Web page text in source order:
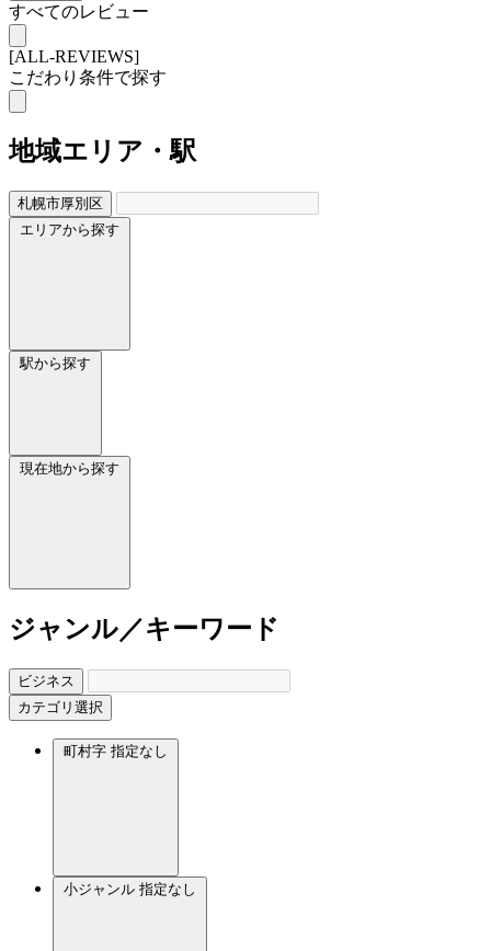
すべてのレビュー
[ALL-REVIEWS]
こだわり条件で探す
地域エリア・駅
札幌市厚別区
エリアから探す
駅から探す
現在地から探す
ジャンル／キーワード
ビジネス
カテゴリ選択
町村字 指定なし
小ジャンル 指定なし